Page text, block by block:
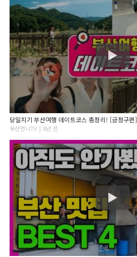
당일치기 부산여행 데이트코스 총정리! [금정구편]
부산언니TV | 8년 전